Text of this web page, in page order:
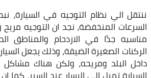
ننتقل الي نظام التوجيه في السيارة،
السرعات المنخفضة، نجد ان التوجيه مريح
مناسبه جدًا في الازدحام والمناطق
الركنات الصغيرة الضيقة، وذلك يجعل
داخل البلد ومريحه، ولكن هناك